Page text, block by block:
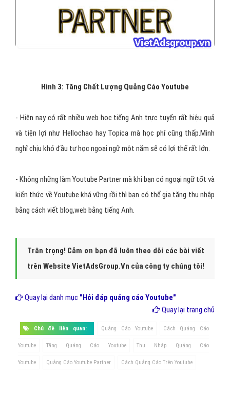
Hình 3: Tăng Chất Lượng Quảng Cáo Youtube
- Hiện nay có rất nhiều web học tiếng Anh trực tuyến rất hiệu quả
và tiện lợi như Hellochao hay Topica mà học phí cũng thấp.Mình
nghĩ chịu khó đầu tư học ngoại ngữ một năm sẽ có lợi thế rất lớn.
- Không những làm Youtube Partner mà khi bạn có ngoại ngữ tốt và
kiến thức về Youtube khá vững rồi thì bạn có thể gia tăng thu nhập
bằng cách viết blog,web bằng tiếng Anh.
Trân trọng! Cảm ơn bạn đã luôn theo dõi các bài viết
trên Website VietAdsGroup.Vn của công ty chúng tôi!
Quay lại danh mục "Hỏi đáp quảng cáo Youtube"
Quay lại trang chủ
Chủ đề liên quan: Quảng Cáo Youtube Cách Quảng Cáo
Youtube Tăng Quảng Cáo Youtube Thu Nhập Quảng Cáo
Youtube Quảng Cáo Youtube Partner Cách Quảng Cáo Trên Youtube